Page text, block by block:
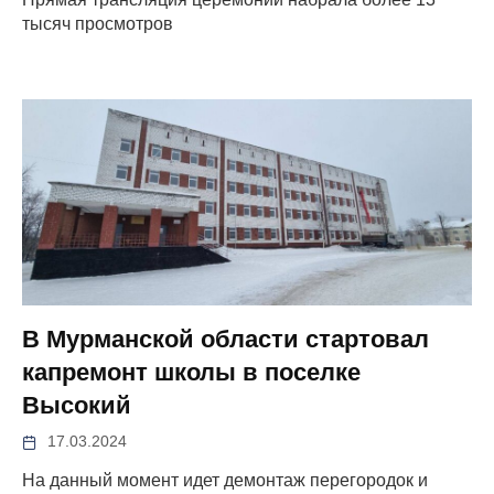
тысяч просмотров
В Мурманской области стартовал
капремонт школы в поселке
Высокий
17.03.2024
На данный момент идет демонтаж перегородок и